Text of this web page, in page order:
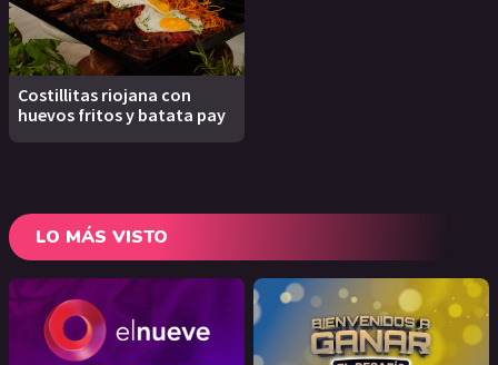
Costillitas riojana con
huevos fritos y batata pay
LO MÁS VISTO